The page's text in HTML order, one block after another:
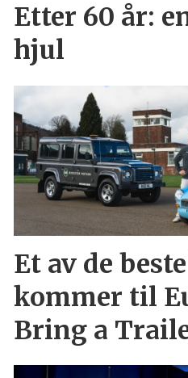
Etter 60 år:
hjul
Et av de
kommer til
Bring a